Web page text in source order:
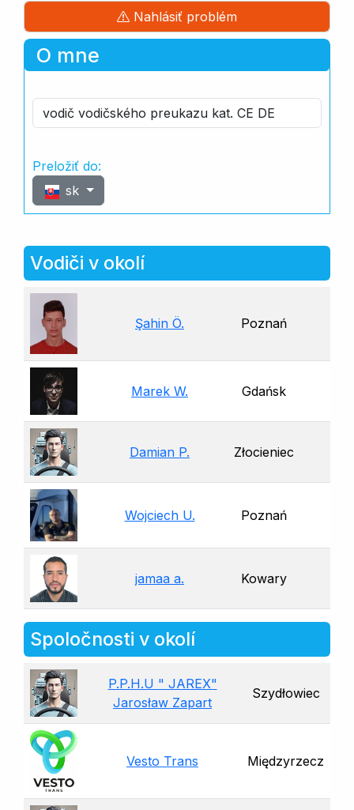
Nahlásiť problém
O mne
vodič vodičského preukazu kat. CE DE
Preložiť do:
sk
Vodiči v okolí
Şahin Ö. Poznań
Marek W. Gdańsk
Damian P. Złocieniec
Wojciech U. Poznań
jamaa a. Kowary
Spoločnosti v okolí
P.P.H.U " JAREX"
Jarosław Zapart
Szydłowiec
Vesto Trans Międzyrzecz